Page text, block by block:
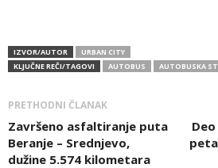
IZVOR/AUTOR
URBAN CITY
KLJUČNE REČI/TAGOVI
AUTOBUS AUTOBUSKA
PRETHODNI ČLANAK
Završeno asfaltiranje puta
Beranje – Srednjevo,
dužine 5.574 kilometara